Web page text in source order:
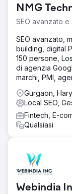
NMG
SEO avanzato
SEO avanzato,
building, digital
150 persone,
di agenzia
marchi, PMI,
Gurgaon,
Local SEO,
Fintech, E-
Qualsiasi
Webindia